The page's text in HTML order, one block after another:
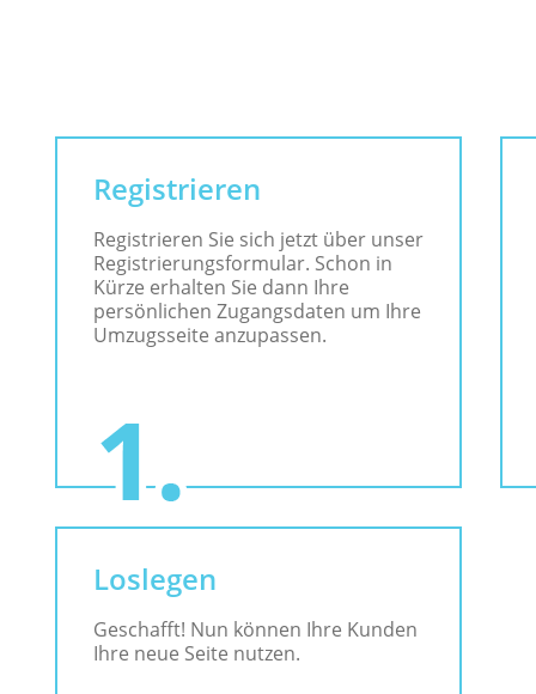
Registrieren
Registrieren Sie sich jetzt über unser
Registrierungsformular. Schon in
Kürze erhalten Sie dann Ihre
persönlichen Zugangsdaten um Ihre
Umzugsseite anzupassen.
Loslegen
Geschafft! Nun können Ihre Kunden
Ihre neue Seite nutzen.